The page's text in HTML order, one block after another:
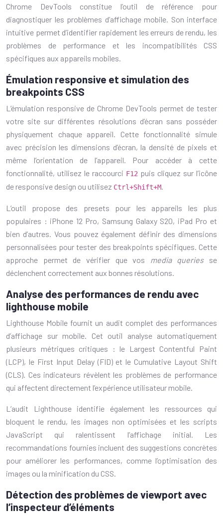
Chrome DevTools constitue l’outil de référence pour
diagnostiquer les problèmes d’affichage mobile. Son interface
intuitive permet d’identifier rapidement les erreurs de rendu, les
problèmes de performance et les incompatibilités CSS
spécifiques aux appareils mobiles.
Émulation responsive et simulation des
breakpoints CSS
L’émulation responsive de Chrome DevTools permet de tester
votre site sur différentes résolutions d’écran sans posséder
physiquement chaque appareil. Cette fonctionnalité simule
avec précision les dimensions d’écran, la densité de pixels et
même l’orientation de l’appareil. Pour accéder à cette
fonctionnalité, utilisez le raccourci F12 puis cliquez sur l’icône
de responsive design ou utilisez Ctrl+Shift+M.
L’outil propose des presets pour les appareils les plus
populaires : iPhone 12 Pro, Samsung Galaxy S20, iPad Pro et
bien d’autres. Vous pouvez également définir des dimensions
personnalisées pour tester des breakpoints spécifiques. Cette
approche permet de vérifier que vos media queriesse
déclenchent correctement aux bonnes résolutions.
Analyse des performances de rendu avec
lighthouse mobile
Lighthouse Mobile fournit un audit complet des performances
d’affichage sur mobile. Cet outil analyse automatiquement
plusieurs métriques critiques : le Largest Contentful Paint
(LCP), le First Input Delay (FID) et le Cumulative Layout Shift
(CLS). Ces indicateurs révèlent les problèmes de performance
qui affectent directement l’expérience utilisateur mobile.
L’audit Lighthouse identifie également les ressources qui
bloquent le rendu, les images non optimisées et les scripts
JavaScript qui ralentissent l’affichage initial. Les
recommandations fournies incluent des suggestions concrètes
pour améliorer les performances, comme l’optimisation des
images ou la minification du CSS.
Détection des problèmes de viewport avec
l’inspecteur d’éléments